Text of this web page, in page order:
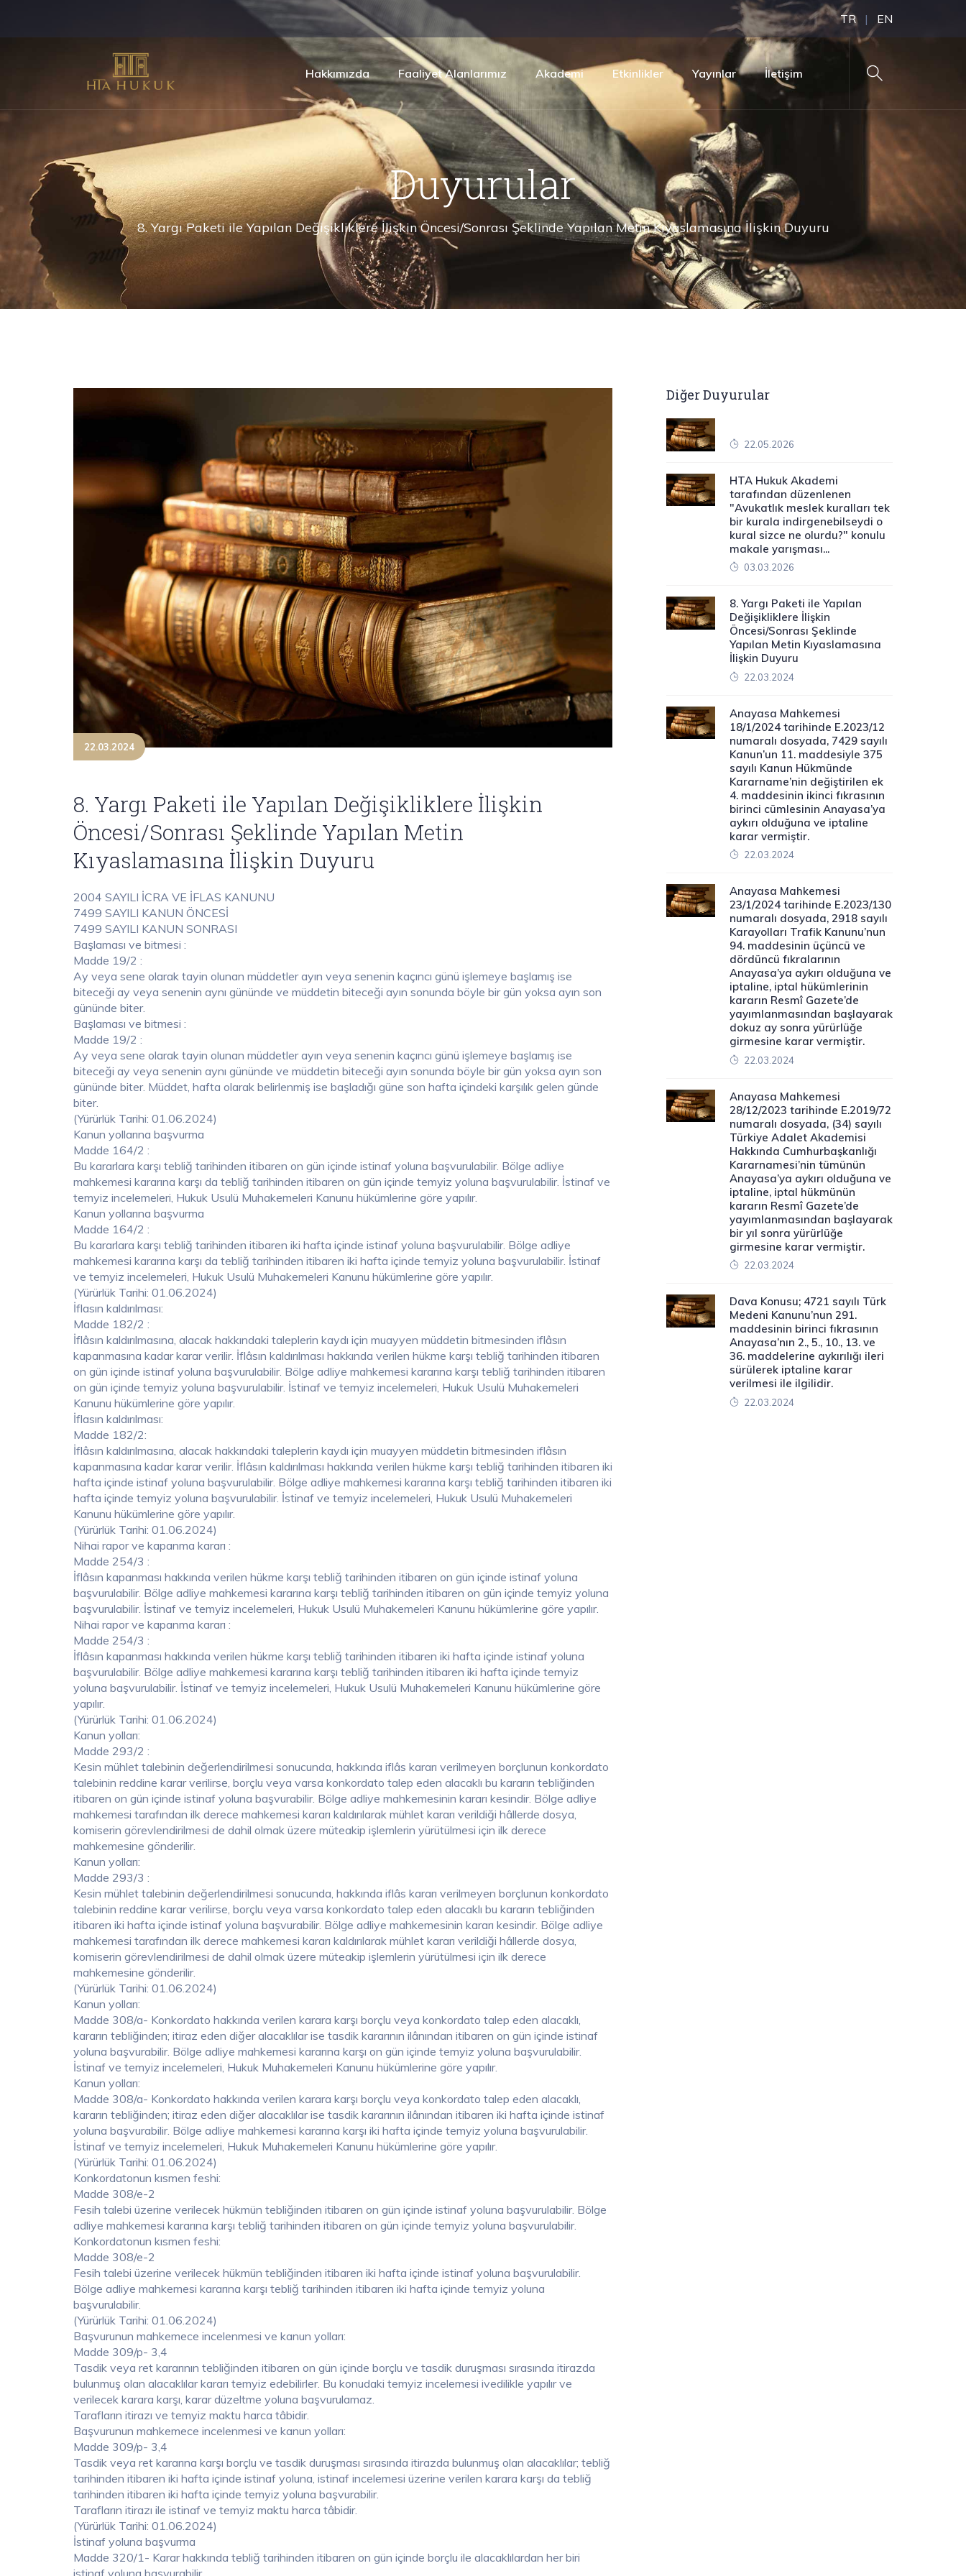
TR| EN
Hakkımızda Faaliyet Alanlarımız Akademi Etkinlikler Yayınlar İletişim
Duyurular
8. Yargı Paketi ile Yapılan Değişikliklere İlişkin Öncesi/Sonrası Şeklinde Yapılan Metin Kıyaslamasına İlişkin Duyuru
22.03.2024
8. Yargı Paketi ile Yapılan Değişikliklere İlişkin
Öncesi/Sonrası Şeklinde Yapılan Metin
Kıyaslamasına İlişkin Duyuru
2004 SAYILI İCRA VE İFLAS KANUNU
7499 SAYILI KANUN ÖNCESİ
7499 SAYILI KANUN SONRASI
Başlaması ve bitmesi :
Madde 19/2 :
Ay veya sene olarak tayin olunan müddetler ayın veya senenin kaçıncı günü işlemeye başlamış ise
biteceği ay veya senenin aynı gününde ve müddetin biteceği ayın sonunda böyle bir gün yoksa ayın son
gününde biter.
Başlaması ve bitmesi :
Madde 19/2 :
Ay veya sene olarak tayin olunan müddetler ayın veya senenin kaçıncı günü işlemeye başlamış ise
biteceği ay veya senenin aynı gününde ve müddetin biteceği ayın sonunda böyle bir gün yoksa ayın son
gününde biter. Müddet, hafta olarak belirlenmiş ise başladığı güne son hafta içindeki karşılık gelen günde
biter.
(Yürürlük Tarihi: 01.06.2024)
Kanun yollarına başvurma
Madde 164/2 :
Bu kararlara karşı tebliğ tarihinden itibaren on gün içinde istinaf yoluna başvurulabilir. Bölge adliye
mahkemesi kararına karşı da tebliğ tarihinden itibaren on gün içinde temyiz yoluna başvurulabilir. İstinaf ve
temyiz incelemeleri, Hukuk Usulü Muhakemeleri Kanunu hükümlerine göre yapılır.
Kanun yollarına başvurma
Madde 164/2 :
Bu kararlara karşı tebliğ tarihinden itibaren iki hafta içinde istinaf yoluna başvurulabilir. Bölge adliye
mahkemesi kararına karşı da tebliğ tarihinden itibaren iki hafta içinde temyiz yoluna başvurulabilir. İstinaf
ve temyiz incelemeleri, Hukuk Usulü Muhakemeleri Kanunu hükümlerine göre yapılır.
(Yürürlük Tarihi: 01.06.2024)
İflasın kaldırılması:
Madde 182/2 :
İflâsın kaldırılmasına, alacak hakkındaki taleplerin kaydı için muayyen müddetin bitmesinden iflâsın
kapanmasına kadar karar verilir. İflâsın kaldırılması hakkında verilen hükme karşı tebliğ tarihinden itibaren
on gün içinde istinaf yoluna başvurulabilir. Bölge adliye mahkemesi kararına karşı tebliğ tarihinden itibaren
on gün içinde temyiz yoluna başvurulabilir. İstinaf ve temyiz incelemeleri, Hukuk Usulü Muhakemeleri
Kanunu hükümlerine göre yapılır.
İflasın kaldırılması:
Madde 182/2:
İflâsın kaldırılmasına, alacak hakkındaki taleplerin kaydı için muayyen müddetin bitmesinden iflâsın
kapanmasına kadar karar verilir. İflâsın kaldırılması hakkında verilen hükme karşı tebliğ tarihinden itibaren iki
hafta içinde istinaf yoluna başvurulabilir. Bölge adliye mahkemesi kararına karşı tebliğ tarihinden itibaren iki
hafta içinde temyiz yoluna başvurulabilir. İstinaf ve temyiz incelemeleri, Hukuk Usulü Muhakemeleri
Kanunu hükümlerine göre yapılır.
(Yürürlük Tarihi: 01.06.2024)
Nihai rapor ve kapanma kararı :
Madde 254/3 :
İflâsın kapanması hakkında verilen hükme karşı tebliğ tarihinden itibaren on gün içinde istinaf yoluna
başvurulabilir. Bölge adliye mahkemesi kararına karşı tebliğ tarihinden itibaren on gün içinde temyiz yoluna
başvurulabilir. İstinaf ve temyiz incelemeleri, Hukuk Usulü Muhakemeleri Kanunu hükümlerine göre yapılır.
Nihai rapor ve kapanma kararı :
Madde 254/3 :
İflâsın kapanması hakkında verilen hükme karşı tebliğ tarihinden itibaren iki hafta içinde istinaf yoluna
başvurulabilir. Bölge adliye mahkemesi kararına karşı tebliğ tarihinden itibaren iki hafta içinde temyiz
yoluna başvurulabilir. İstinaf ve temyiz incelemeleri, Hukuk Usulü Muhakemeleri Kanunu hükümlerine göre
yapılır.
(Yürürlük Tarihi: 01.06.2024)
Kanun yolları:
Madde 293/2 :
Kesin mühlet talebinin değerlendirilmesi sonucunda, hakkında iflâs kararı verilmeyen borçlunun konkordato
talebinin reddine karar verilirse, borçlu veya varsa konkordato talep eden alacaklı bu kararın tebliğinden
itibaren on gün içinde istinaf yoluna başvurabilir. Bölge adliye mahkemesinin kararı kesindir. Bölge adliye
mahkemesi tarafından ilk derece mahkemesi kararı kaldırılarak mühlet kararı verildiği hâllerde dosya,
komiserin görevlendirilmesi de dahil olmak üzere müteakip işlemlerin yürütülmesi için ilk derece
mahkemesine gönderilir.
Kanun yolları:
Madde 293/3 :
Kesin mühlet talebinin değerlendirilmesi sonucunda, hakkında iflâs kararı verilmeyen borçlunun konkordato
talebinin reddine karar verilirse, borçlu veya varsa konkordato talep eden alacaklı bu kararın tebliğinden
itibaren iki hafta içinde istinaf yoluna başvurabilir. Bölge adliye mahkemesinin kararı kesindir. Bölge adliye
mahkemesi tarafından ilk derece mahkemesi kararı kaldırılarak mühlet kararı verildiği hâllerde dosya,
komiserin görevlendirilmesi de dahil olmak üzere müteakip işlemlerin yürütülmesi için ilk derece
mahkemesine gönderilir.
(Yürürlük Tarihi: 01.06.2024)
Kanun yolları:
Madde 308/a- Konkordato hakkında verilen karara karşı borçlu veya konkordato talep eden alacaklı,
kararın tebliğinden; itiraz eden diğer alacaklılar ise tasdik kararının ilânından itibaren on gün içinde istinaf
yoluna başvurabilir. Bölge adliye mahkemesi kararına karşı on gün içinde temyiz yoluna başvurulabilir.
İstinaf ve temyiz incelemeleri, Hukuk Muhakemeleri Kanunu hükümlerine göre yapılır.
Kanun yolları:
Madde 308/a- Konkordato hakkında verilen karara karşı borçlu veya konkordato talep eden alacaklı,
kararın tebliğinden; itiraz eden diğer alacaklılar ise tasdik kararının ilânından itibaren iki hafta içinde istinaf
yoluna başvurabilir. Bölge adliye mahkemesi kararına karşı iki hafta içinde temyiz yoluna başvurulabilir.
İstinaf ve temyiz incelemeleri, Hukuk Muhakemeleri Kanunu hükümlerine göre yapılır.
(Yürürlük Tarihi: 01.06.2024)
Konkordatonun kısmen feshi:
Madde 308/e-2
Fesih talebi üzerine verilecek hükmün tebliğinden itibaren on gün içinde istinaf yoluna başvurulabilir. Bölge
adliye mahkemesi kararına karşı tebliğ tarihinden itibaren on gün içinde temyiz yoluna başvurulabilir.
Konkordatonun kısmen feshi:
Madde 308/e-2
Fesih talebi üzerine verilecek hükmün tebliğinden itibaren iki hafta içinde istinaf yoluna başvurulabilir.
Bölge adliye mahkemesi kararına karşı tebliğ tarihinden itibaren iki hafta içinde temyiz yoluna
başvurulabilir.
(Yürürlük Tarihi: 01.06.2024)
Başvurunun mahkemece incelenmesi ve kanun yolları:
Madde 309/p- 3,4
Tasdik veya ret kararının tebliğinden itibaren on gün içinde borçlu ve tasdik duruşması sırasında itirazda
bulunmuş olan alacaklılar kararı temyiz edebilirler. Bu konudaki temyiz incelemesi ivedilikle yapılır ve
verilecek karara karşı, karar düzeltme yoluna başvurulamaz.
Tarafların itirazı ve temyiz maktu harca tâbidir.
Başvurunun mahkemece incelenmesi ve kanun yolları:
Madde 309/p- 3,4
Tasdik veya ret kararına karşı borçlu ve tasdik duruşması sırasında itirazda bulunmuş olan alacaklılar; tebliğ
tarihinden itibaren iki hafta içinde istinaf yoluna, istinaf incelemesi üzerine verilen karara karşı da tebliğ
tarihinden itibaren iki hafta içinde temyiz yoluna başvurabilir.
Tarafların itirazı ile istinaf ve temyiz maktu harca tâbidir.
(Yürürlük Tarihi: 01.06.2024)
İstinaf yoluna başvurma
Madde 320/1- Karar hakkında tebliğ tarihinden itibaren on gün içinde borçlu ile alacaklılardan her biri
istinaf yoluna başvurabilir.
Diğer Duyurular
22.05.2026
HTA Hukuk Akademi
tarafından düzenlenen
"Avukatlık meslek kuralları tek
bir kurala indirgenebilseydi o
kural sizce ne olurdu?" konulu
makale yarışması...
03.03.2026
8. Yargı Paketi ile Yapılan
Değişikliklere İlişkin
Öncesi/Sonrası Şeklinde
Yapılan Metin Kıyaslamasına
İlişkin Duyuru
22.03.2024
Anayasa Mahkemesi
18/1/2024 tarihinde E.2023/12
numaralı dosyada, 7429 sayılı
Kanun’un 11. maddesiyle 375
sayılı Kanun Hükmünde
Kararname’nin değiştirilen ek
4. maddesinin ikinci fıkrasının
birinci cümlesinin Anayasa’ya
aykırı olduğuna ve iptaline
karar vermiştir.
22.03.2024
Anayasa Mahkemesi
23/1/2024 tarihinde E.2023/130
numaralı dosyada, 2918 sayılı
Karayolları Trafik Kanunu’nun
94. maddesinin üçüncü ve
dördüncü fıkralarının
Anayasa’ya aykırı olduğuna ve
iptaline, iptal hükümlerinin
kararın Resmî Gazete’de
yayımlanmasından başlayarak
dokuz ay sonra yürürlüğe
girmesine karar vermiştir.
22.03.2024
Anayasa Mahkemesi
28/12/2023 tarihinde E.2019/72
numaralı dosyada, (34) sayılı
Türkiye Adalet Akademisi
Hakkında Cumhurbaşkanlığı
Kararnamesi’nin tümünün
Anayasa’ya aykırı olduğuna ve
iptaline, iptal hükmünün
kararın Resmî Gazete’de
yayımlanmasından başlayarak
bir yıl sonra yürürlüğe
girmesine karar vermiştir.
22.03.2024
Dava Konusu; 4721 sayılı Türk
Medeni Kanunu’nun 291.
maddesinin birinci fıkrasının
Anayasa’nın 2., 5., 10., 13. ve
36. maddelerine aykırılığı ileri
sürülerek iptaline karar
verilmesi ile ilgilidir.
22.03.2024